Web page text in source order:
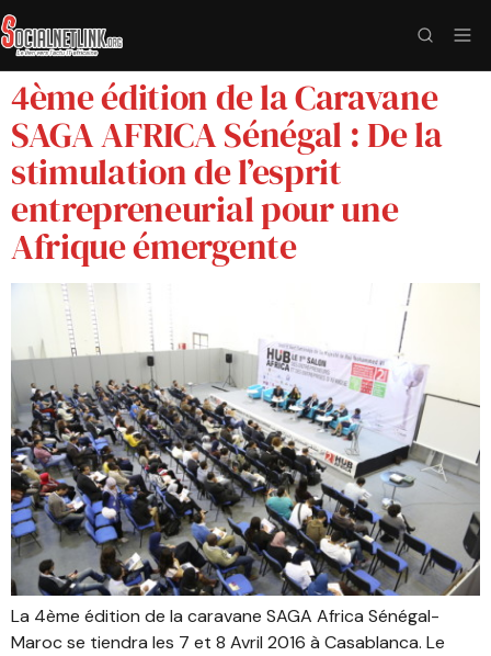
4ème édition de la Caravane
SAGA AFRICA Sénégal : De la
stimulation de l’esprit
entrepreneurial pour une
Afrique émergente
La 4ème édition de la caravane SAGA Africa Sénégal-
Maroc se tiendra les 7 et 8 Avril 2016 à Casablanca. Le